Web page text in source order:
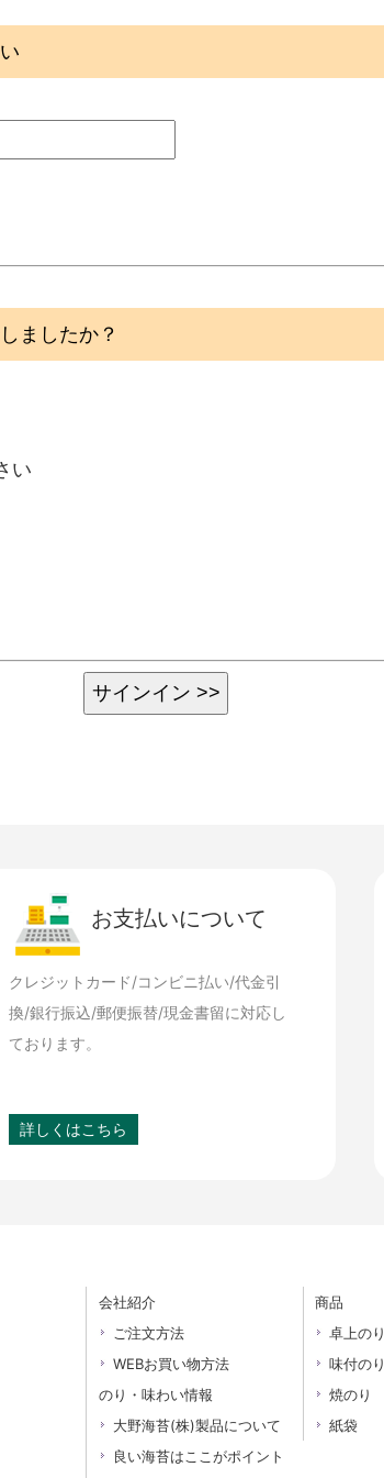
ましたか？
い
お支払いについて
クレジットカード/コンビニ払い/代金引
換/銀行振込/郵便振替/現金書留に対応し
ております。
詳しくはこちら
会社紹介
ご注文方法
WEBお買い物方法
のり・味わい情報
大野海苔(株)製品について
良い海苔はここがポイント
商品
卓上のり
味付のり
焼のり
紙袋